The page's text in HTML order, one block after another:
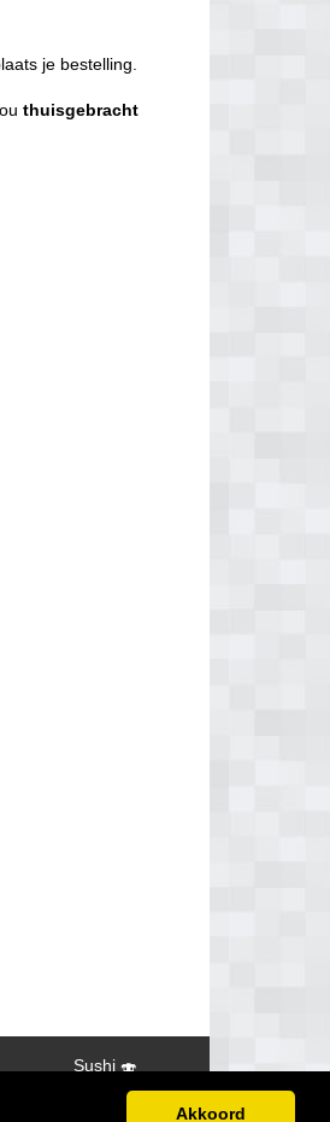
Akkoord
je bestelling.
thuisgebracht
Sushi 🍣